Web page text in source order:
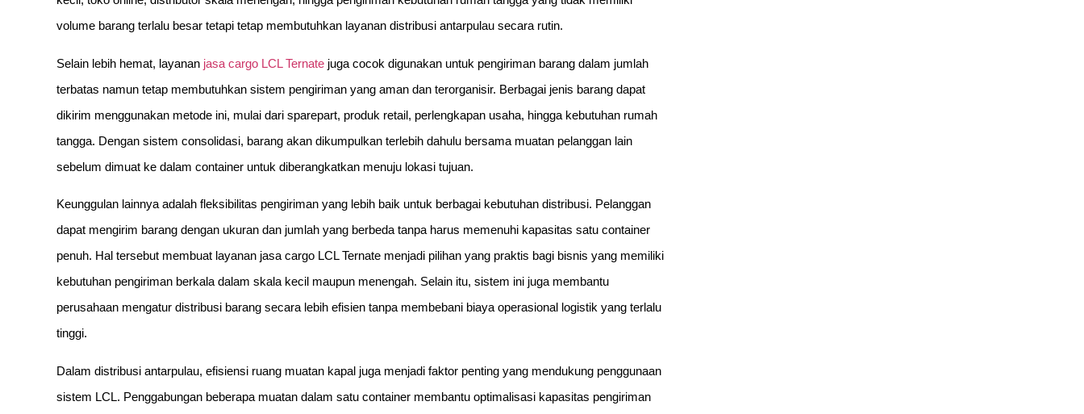
volume barang terlalu besar tetapi tetap membutuhkan layanan distribusi antarpulau secara rutin.
Selain lebih hemat, layanan jasa cargo LCL Ternate juga cocok digunakan untuk pengiriman barang dalam jumlah
terbatas namun tetap membutuhkan sistem pengiriman yang aman dan terorganisir. Berbagai jenis barang dapat
dikirim menggunakan metode ini, mulai dari sparepart, produk retail, perlengkapan usaha, hingga kebutuhan rumah
tangga. Dengan sistem consolidasi, barang akan dikumpulkan terlebih dahulu bersama muatan pelanggan lain
sebelum dimuat ke dalam container untuk diberangkatkan menuju lokasi tujuan.
Keunggulan lainnya adalah fleksibilitas pengiriman yang lebih baik untuk berbagai kebutuhan distribusi. Pelanggan
dapat mengirim barang dengan ukuran dan jumlah yang berbeda tanpa harus memenuhi kapasitas satu container
penuh. Hal tersebut membuat layanan jasa cargo LCL Ternate menjadi pilihan yang praktis bagi bisnis yang memiliki
kebutuhan pengiriman berkala dalam skala kecil maupun menengah. Selain itu, sistem ini juga membantu
perusahaan mengatur distribusi barang secara lebih efisien tanpa membebani biaya operasional logistik yang terlalu
tinggi.
Dalam distribusi antarpulau, efisiensi ruang muatan kapal juga menjadi faktor penting yang mendukung penggunaan
sistem LCL. Penggabungan beberapa muatan dalam satu container membantu optimalisasi kapasitas pengiriman